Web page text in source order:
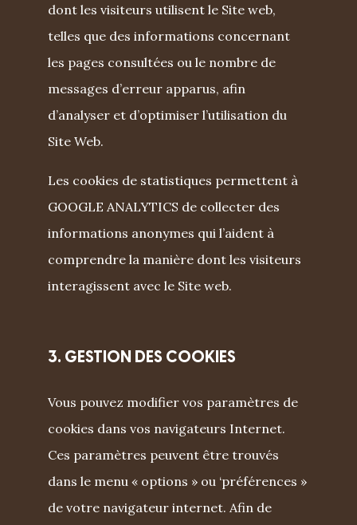
dont les visiteurs utilisent le Site web,
telles que des informations concernant
les pages consultées ou le nombre de
messages d’erreur apparus, afin
d’analyser et d’optimiser l’utilisation du
Site Web.
Les cookies de statistiques permettent à
GOOGLE ANALYTICS de collecter des
informations anonymes qui l’aident à
comprendre la manière dont les visiteurs
interagissent avec le Site web.
3. GESTION DES COOKIES
Vous pouvez modifier vos paramètres de
cookies dans vos navigateurs Internet.
Ces paramètres peuvent être trouvés
dans le menu « options » ou ‘préférences »
de votre navigateur internet. Afin de